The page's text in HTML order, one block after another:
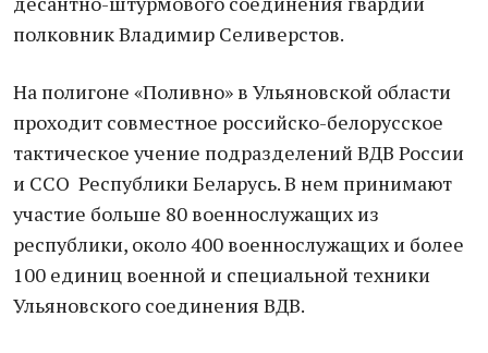
полковник Владимир Селиверстов.
На полигоне «Поливно» в Ульяновской области
проходит совместное российско-белорусское
тактическое учение подразделений ВДВ России
и ССО Республики Беларусь. В нем принимают
участие больше 80 военнослужащих из
республики, около 400 военнослужащих и более
100 единиц военной и специальной техники
Ульяновского соединения ВДВ.